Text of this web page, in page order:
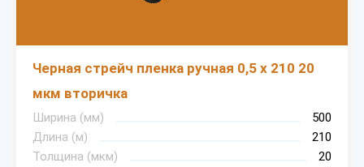
Черная стрейч пленка ручная 0,5 х 210 20
мкм вторичка
Ширина (мм)
500
Длина (м)
210
Толщина (мкм)
20